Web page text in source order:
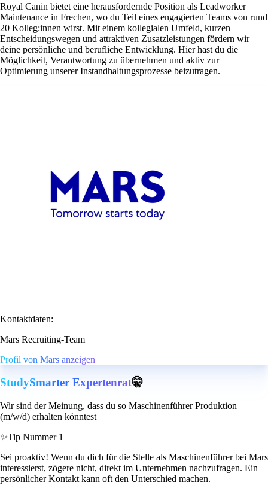
Royal Canin bietet eine herausfordernde Position als Leadworker
Maintenance in Frechen, wo du Teil eines engagierten Teams von rund
20 Kolleg:innen wirst. Mit einem kollegialen Umfeld, kurzen
Entscheidungswegen und attraktiven Zusatzleistungen fördern wir
deine persönliche und berufliche Entwicklung. Hier hast du die
Möglichkeit, Verantwortung zu übernehmen und aktiv zur
Optimierung unserer Instandhaltungsprozesse beizutragen.
Kontaktdaten:
Mars Recruiting-Team
Profil von Mars anzeigen
StudySmarter Expertenrat🤫
Wir sind der Meinung, dass du so Maschinenführer Produktion
(m/w/d) erhalten könntest
✨Tip Nummer 1
Sei proaktiv! Wenn du dich für die Stelle als Maschinenführer bei Mars
interessierst, zögere nicht, direkt im Unternehmen nachzufragen. Ein
persönlicher Kontakt kann oft den Unterschied machen.